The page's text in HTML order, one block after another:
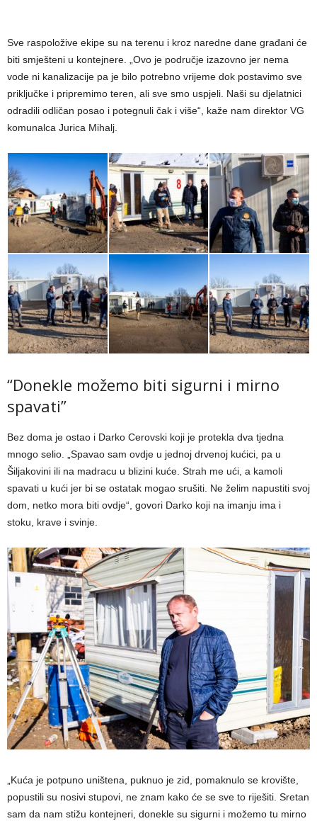
Sve raspoložive ekipe su na terenu i kroz naredne dane građani će
biti smješteni u kontejnere. „Ovo je područje izazovno jer nema
vode ni kanalizacije pa je bilo potrebno vrijeme dok postavimo sve
priključke i pripremimo teren, ali sve smo uspjeli. Naši su djelatnici
odradili odličan posao i potegnuli čak i više“, kaže nam direktor VG
komunalca Jurica Mihalj.
“Donekle možemo biti sigurni i mirno
spavati”
Bez doma je ostao i Darko Cerovski koji je protekla dva tjedna
mnogo selio. „Spavao sam ovdje u jednoj drvenoj kućici, pa u
Šiljakovini ili na madracu u blizini kuće. Strah me ući, a kamoli
spavati u kući jer bi se ostatak mogao srušiti. Ne želim napustiti svoj
dom, netko mora biti ovdje“, govori Darko koji na imanju ima i
stoku, krave i svinje.
„Kuća je potpuno uništena, puknuo je zid, pomaknulo se krovište,
popustili su nosivi stupovi, ne znam kako će se sve to riješiti. Sretan
sam da nam stižu kontejneri, donekle su sigurni i možemo tu mirno